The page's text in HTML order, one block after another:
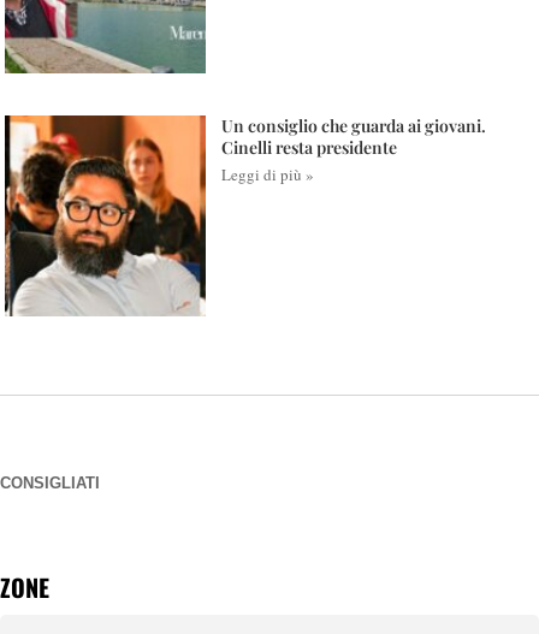
Un consiglio che guarda ai giovani.
Cinelli resta presidente
Leggi di più »
CONSIGLIATI
ZONE